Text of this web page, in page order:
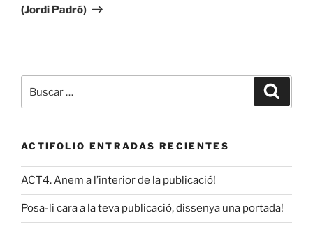
(Jordi Padró)
por:
ACTIFOLIO ENTRADAS RECIENTES
ACT4. Anem a l’interior de la publicació!
Posa-li cara a la teva publicació, dissenya una portada!